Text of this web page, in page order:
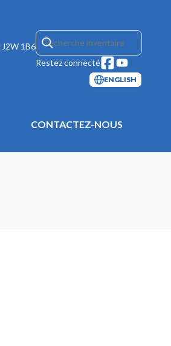
J2W 1B6
Restez connecté
ENGLISH
CONTACTEZ-NOUS